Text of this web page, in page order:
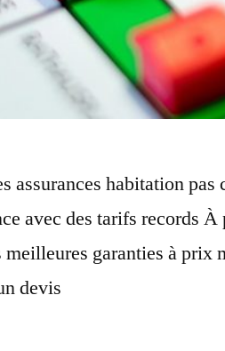
assurances habitation pas
avec des tarifs records
meilleures garanties à prix
devis